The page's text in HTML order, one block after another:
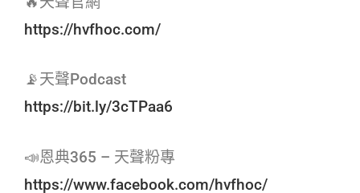
https://hvfhoc.com/
📡天聲Podcast
https://bit.ly/3cTPaa6
📣恩典365 – 天聲粉專
https://www.facebook.com/hvfhoc/